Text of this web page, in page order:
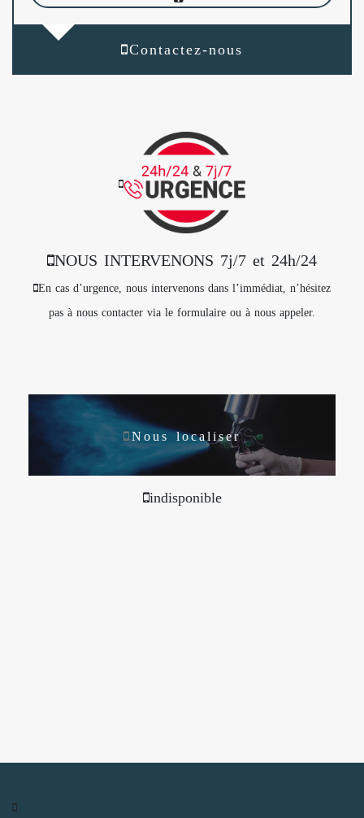
Contactez-nous
NOUS INTERVENONS 7j/7 et 24h/24
En cas d’urgence, nous intervenons dans l’immédiat, n’hésitez
pas à nous contacter via le formulaire ou à nous appeler.
Nous localiser
indisponible